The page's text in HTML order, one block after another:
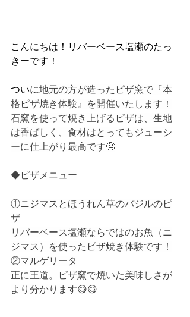
こんにちは！リバーベース塩瀬のたっ
きーです！
ついに地元の方が造ったピザ窯で『本
格ピザ焼き体験』を開催いたします！
石窯を使って焼き上げるピザは、生地
は香ばしく、食材はとってもジューシ
ーに仕上がり最高です🤤
◆ピザメニュー
①ニジマスとほうれん草のバジルのピ
ザ
リバーベース塩瀬ならではのお魚（ニ
ジマス）を使ったピザ焼き体験です！
②マルゲリータ
正に王道。ピザ窯で焼いた美味しさが
より分かります😋😋